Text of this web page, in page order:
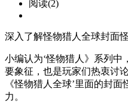
阅读(2)
深入了解怪物猎人全球封面
小编认为‘怪物猎人》系列
要象征，也是玩家们热衷讨
《怪物猎人全球’里面的封
力。